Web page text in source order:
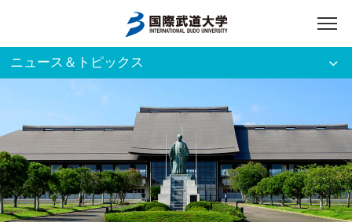
アクセス 入試資料請求
ご利用者別
ホーム
ニュース＆トピックス